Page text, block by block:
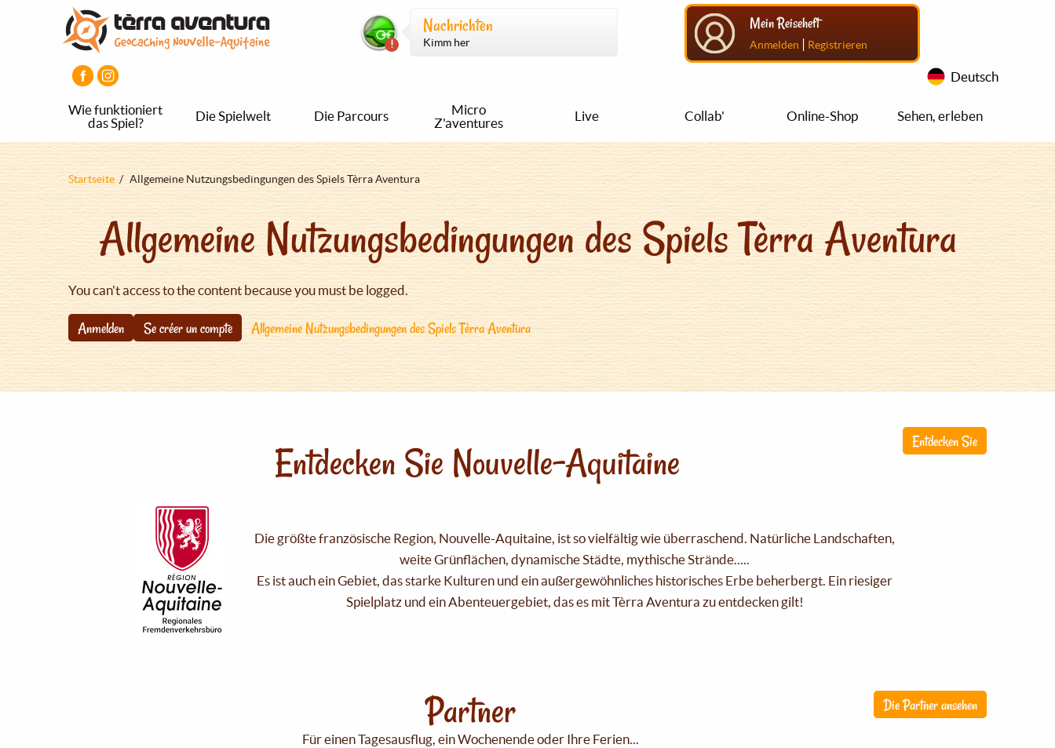
Nachrichten
Kimm her
Mein Reiseheft
Anmelden | Registrieren
Deutsch
Wie funktioniert
das Spiel?
Die Spielwelt Die Parcours
Micro
Z'aventures
Live Collab' Online-Shop Sehen, erleben
Pfadnavigation
Startseite Allgemeine Nutzungsbedingungen des Spiels Tèrra Aventura
Allgemeine Nutzungsbedingungen des Spiels Tèrra Aventura
You can't access to the content because you must be logged.
Anmelden Se créer un compte Allgemeine Nutzungsbedingungen des Spiels Tèrra Aventura
Entdecken Sie
Entdecken Sie Nouvelle-Aquitaine
Die größte französische Region, Nouvelle-Aquitaine, ist so vielfältig wie überraschend. Natürliche Landschaften,
weite Grünflächen, dynamische Städte, mythische Strände.....
Es ist auch ein Gebiet, das starke Kulturen und ein außergewöhnliches historisches Erbe beherbergt. Ein riesiger
Spielplatz und ein Abenteuergebiet, das es mit Tèrra Aventura zu entdecken gilt!
Die Partner ansehen
Partner
Für einen Tagesausflug, ein Wochenende oder Ihre Ferien...